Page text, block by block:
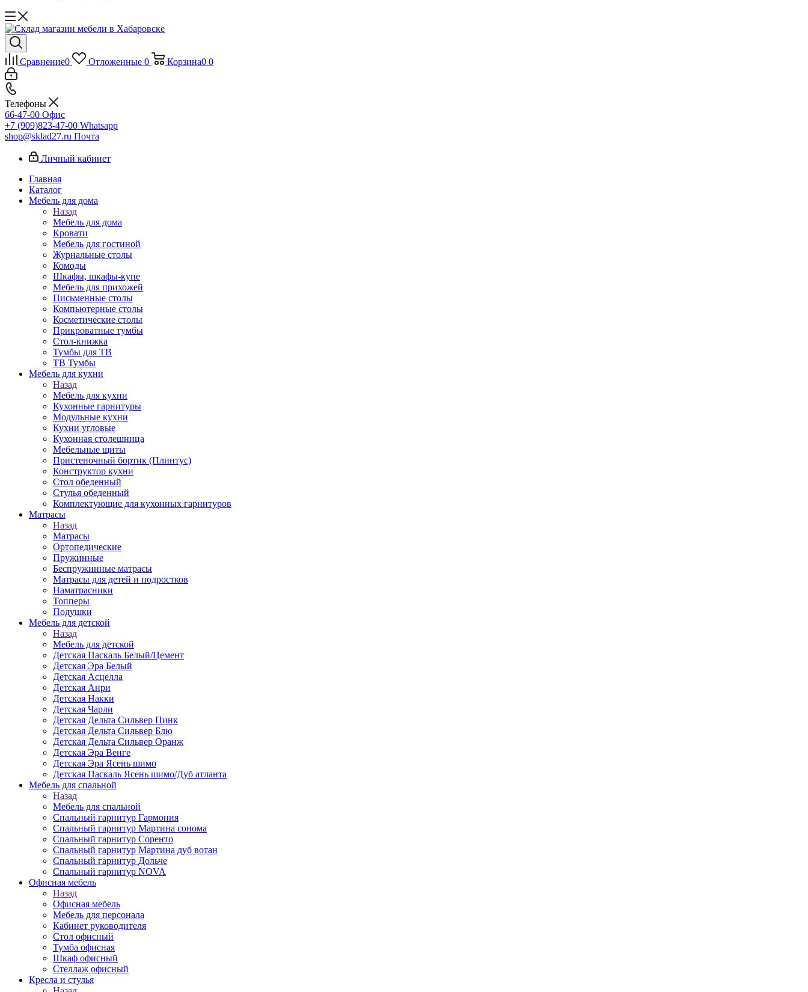
Сравнение0 Отложенные 0 Корзина0 0
Телефоны
66-47-00 Офис
+7 (909)823-47-00 Whatsapp
shop@sklad27.ru Почта
Личный кабинет
Главная
Каталог
Мебель для дома
Назад
Мебель для дома
Кровати
Мебель для гостиной
Журнальные столы
Комоды
Шкафы, шкафы-купе
Мебель для прихожей
Письменные столы
Компьютерные столы
Косметические столы
Прикроватные тумбы
Стол-книжка
Тумбы для ТВ
ТВ Тумбы
Мебель для кухни
Назад
Мебель для кухни
Кухонные гарнитуры
Модульные кухни
Кухни угловые
Кухонная столешница
Мебельные щиты
Пристеночный бортик (Плинтус)
Конструктор кухни
Стол обеденный
Стулья обеденный
Комплектующие для кухонных гарнитуров
Матраcы
Назад
Матраcы
Ортопедические
Пружинные
Беспружинные матрасы
Матрасы для детей и подростков
Наматрасники
Топперы
Подушки
Мебель для детской
Назад
Мебель для детской
Детская Паскаль Белый/Цемент
Детская Эра Белый
Детская Асцелла
Детская Анри
Детская Накки
Детская Чарли
Детская Дельта Сильвер Пинк
Детская Дельта Сильвер Блю
Детская Дельта Сильвер Оранж
Детская Эра Венге
Детская Эра Ясень шимо
Детская Паскаль Ясень шимо/Дуб атланта
Мебель для спальной
Назад
Мебель для спальной
Спальный гарнитур Гармония
Спальный гарнитур Мартина сонома
Спальный гарнитур Соренто
Спальный гарнитур Мартина дуб вотан
Спальный гарнитур Дольче
Спальный гарнитур NOVA
Офисная мебель
Назад
Офисная мебель
Мебель для персонала
Кабинет руководителя
Стол офисный
Тумба офисная
Шкаф офисный
Стеллаж офисный
Кресла и стулья